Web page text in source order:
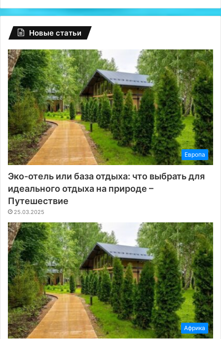
сутки
Новые статьи
Европа
Эко-отель или база отдыха: что выбрать для
идеального отдыха на природе –
Путешествие
25.03.2025
Африка